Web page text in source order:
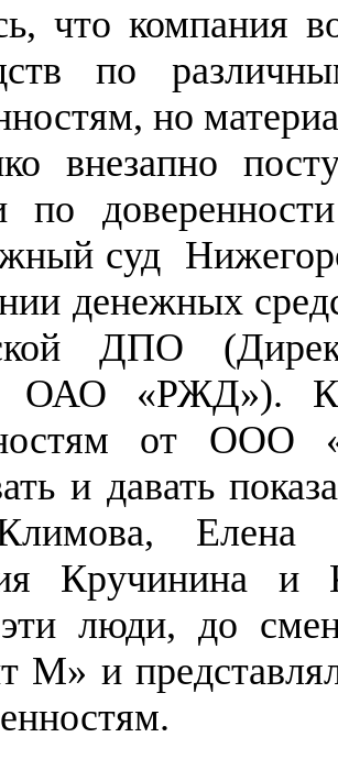
что компания
по
но
внезапно
по
суд
денежных
ДПО
ОАО «РЖД»).
от ООО
и давать
Елена
Кручинина и
люди, до
М» и